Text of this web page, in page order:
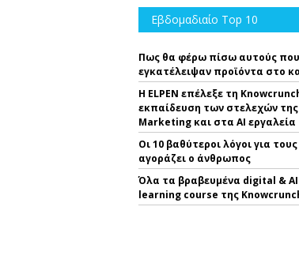
Εβδομαδιαίο Top 10
Πως θα φέρω πίσω αυτούς που
εγκατέλειψαν προϊόντα στο
Η ELPEN επέλεξε τη
εκπαίδευση των στελεχών
Marketing και στα AI εργαλεία
Οι 10 βαθύτεροι λόγοι για
αγοράζει ο άνθρωπος
Όλα τα βραβευμένα digital &
learning course της